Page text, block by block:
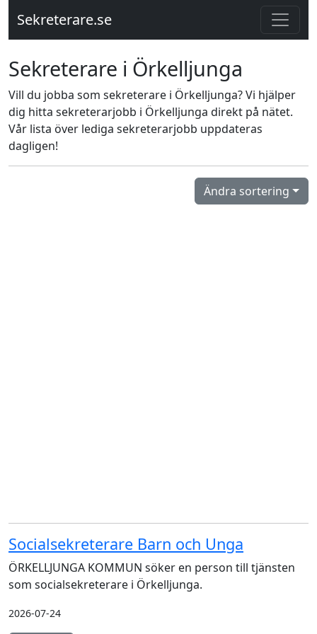
Sekreterare.se
Sekreterare i Örkelljunga
Vill du jobba som sekreterare i Örkelljunga? Vi hjälper
dig hitta sekreterarjobb i Örkelljunga direkt på nätet.
Vår lista över lediga sekreterarjobb uppdateras
dagligen!
Ändra sortering
Socialsekreterare Barn och Unga
ÖRKELLJUNGA KOMMUN söker en person till tjänsten
som socialsekreterare i Örkelljunga.
2026-07-24